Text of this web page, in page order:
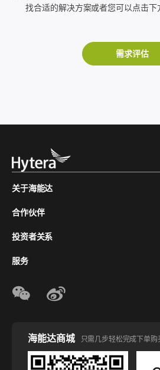
找合适的解决方案或者您可以点击
需求评估
关于海能达
合作伙伴
投资者关系
服务
海能达商城 只需几步轻松完成下单购